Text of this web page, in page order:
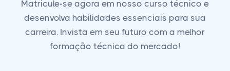
Matricule-se agora em nosso curso técnico e
desenvolva habilidades essenciais para sua
carreira. Invista em seu futuro com a melhor
formação técnica do mercado!